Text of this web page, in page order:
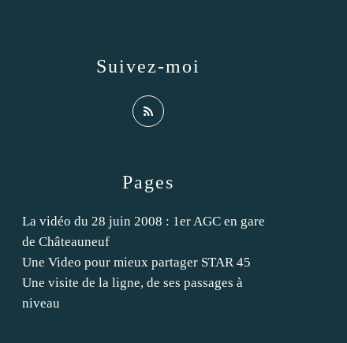
Pages
La vidéo du 28 juin 2008 : 1er AGC en gare
de Châteauneuf
Une Video pour mieux partager STAR 45
Une visite de la ligne, de ses passages à
niveau
Suivez-moi